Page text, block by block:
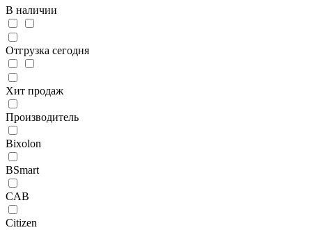
В наличии
Отгрузка сегодня
Хит продаж
Производитель
Bixolon
BSmart
CAB
Citizen